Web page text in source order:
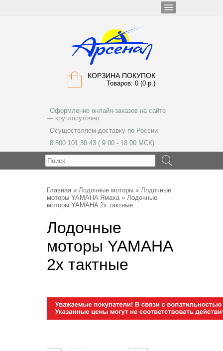
КОРЗИНА ПОКУПОК
Товаров: 0 (0 р.)
Оформление онлайн-заказов на сайте
— круглосуточно
Осуществляем доставку по России
8 800 101 30 43 ( 9:00 - 18:00 МСК)
Главная » Лодочные моторы » Лодочные
моторы YAMAHA Ямаха» Лодочные
моторы YAMAHA 2х тактные
Лодочные
моторы YAMAHA
2х тактные